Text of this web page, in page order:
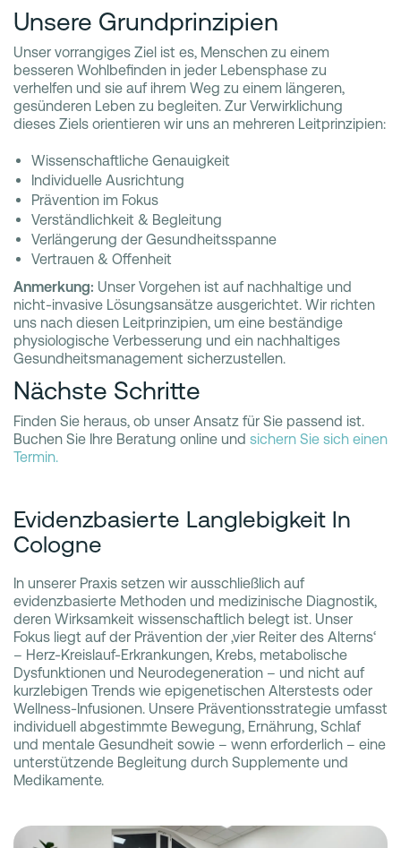
Unsere Grundprinzipien
Unser vorrangiges Ziel ist es, Menschen zu einem
besseren Wohlbefinden in jeder Lebensphase zu
verhelfen und sie auf ihrem Weg zu einem längeren,
gesünderen Leben zu begleiten. Zur Verwirklichung
dieses Ziels orientieren wir uns an mehreren Leitprinzipien:
Wissenschaftliche Genauigkeit
Individuelle Ausrichtung
Prävention im Fokus
Verständlichkeit & Begleitung
Verlängerung der Gesundheitsspanne
Vertrauen & Offenheit
Anmerkung: Unser Vorgehen ist auf nachhaltige und
nicht-invasive Lösungsansätze ausgerichtet. Wir richten
uns nach diesen Leitprinzipien, um eine beständige
physiologische Verbesserung und ein nachhaltiges
Gesundheitsmanagement sicherzustellen.
Nächste Schritte
Finden Sie heraus, ob unser Ansatz für Sie passend ist.
Buchen Sie Ihre Beratung online und sichern Sie sich einen
Termin.
Evidenzbasierte Langlebigkeit In
Cologne
In unserer Praxis setzen wir ausschließlich auf
evidenzbasierte Methoden und medizinische Diagnostik,
deren Wirksamkeit wissenschaftlich belegt ist. Unser
Fokus liegt auf der Prävention der ‚vier Reiter des Alterns‘
– Herz-Kreislauf-Erkrankungen, Krebs, metabolische
Dysfunktionen und Neurodegeneration – und nicht auf
kurzlebigen Trends wie epigenetischen Alterstests oder
Wellness-Infusionen. Unsere Präventionsstrategie umfasst
individuell abgestimmte Bewegung, Ernährung, Schlaf
und mentale Gesundheit sowie – wenn erforderlich – eine
unterstützende Begleitung durch Supplemente und
Medikamente.